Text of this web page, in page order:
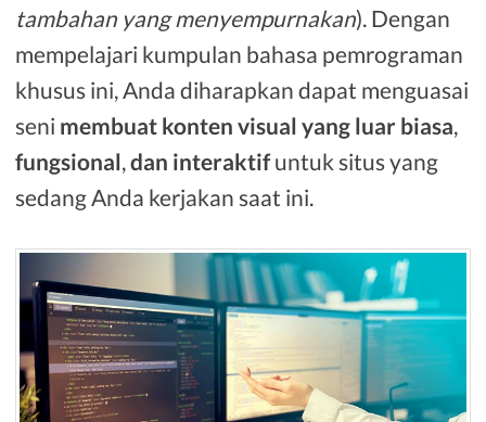
tambahan yang menyempurnakan). Dengan
mempelajari kumpulan bahasa pemrograman
khusus ini, Anda diharapkan dapat menguasai
seni membuat konten visual yang luar biasa,
fungsional, dan interaktifuntuk situs yang
sedang Anda kerjakan saat ini.